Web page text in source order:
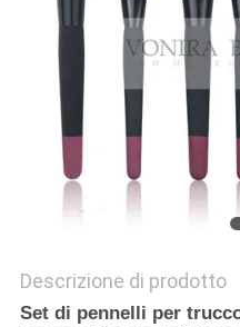
Descrizione di prodotto
Set di pennelli per